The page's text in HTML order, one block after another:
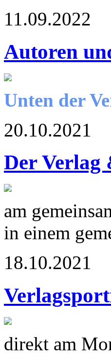
11.09.2022
Autoren
Unten der
20.10.2021
Der Verlag
am
in einem
18.10.2021
direkt am